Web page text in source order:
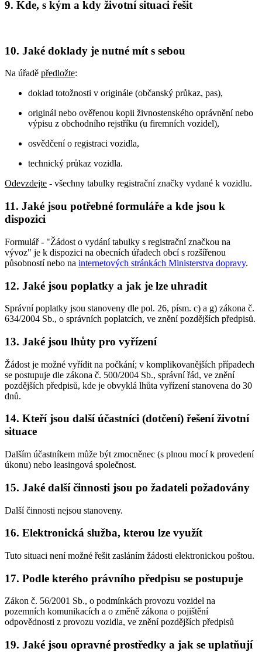
9. Kde, s kým a kdy životní situaci řešit
10. Jaké doklady je nutné mít s sebou
Na úřadě předložte:
doklad totožnosti v originále (občanský průkaz, pas),
originál nebo ověřenou kopii živnostenského oprávnění nebo
výpisu z obchodního rejstříku (u firemních vozidel),
osvědčení o registraci vozidla,
technický průkaz vozidla.
Odevzdejte - všechny tabulky registrační značky vydané k vozidlu.
11. Jaké jsou potřebné formuláře a kde jsou k
dispozici
Formulář - "Žádost o vydání tabulky s registrační značkou na
vývoz" je k dispozici na obecních úřadech obcí s rozšířenou
působností nebo na internetových stránkách Ministerstva dopravy.
12. Jaké jsou poplatky a jak je lze uhradit
Správní poplatky jsou stanoveny dle pol. 26, písm. c) a g) zákona č.
634/2004 Sb., o správních poplatcích, ve znění pozdějších předpisů.
13. Jaké jsou lhůty pro vyřízení
Žádost je možné vyřídit na počkání; v komplikovanějších případech
se postupuje dle zákona č. 500/2004 Sb., správní řád, ve znění
pozdějších předpisů, kde je obvyklá lhůta vyřízení stanovena do 30
dnů.
14. Kteří jsou další účastníci (dotčení) řešení životní
situace
Dalším účastníkem může být zmocněnec (s plnou mocí k provedení
úkonu) nebo leasingová společnost.
15. Jaké další činnosti jsou po žadateli požadovány
Další činnosti nejsou stanoveny.
16. Elektronická služba, kterou lze využít
Tuto situaci není možné řešit zasláním žádosti elektronickou poštou.
17. Podle kterého právního předpisu se postupuje
Zákon č. 56/2001 Sb., o podmínkách provozu vozidel na
pozemních komunikacích a o změně zákona o pojištění
odpovědnosti z provozu vozidla, ve znění pozdějších předpisů
19. Jaké jsou opravné prostředky a jak se uplatňují